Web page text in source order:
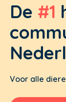
De #1
Voor alle